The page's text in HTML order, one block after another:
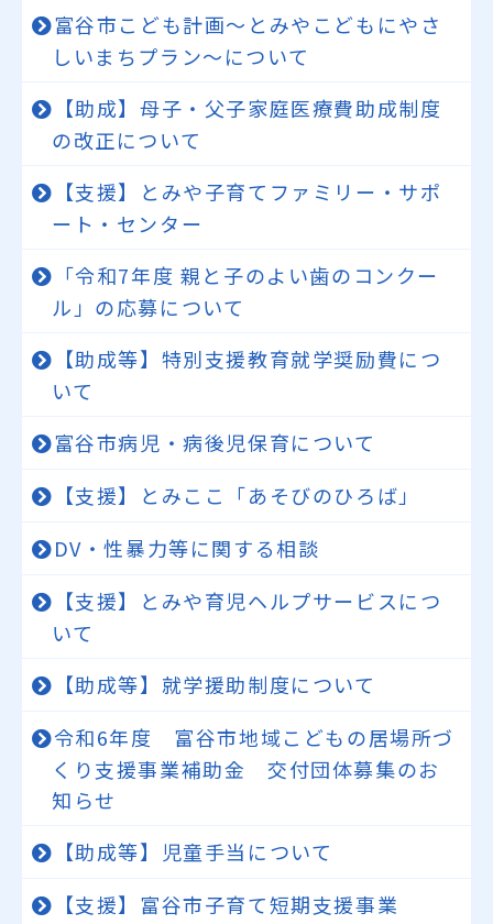
富谷市こども計画～とみやこどもにやさ
しいまちプラン～について
【助成】母子・父子家庭医療費助成制度
の改正について
【支援】とみや子育てファミリー・サポ
ート・センター
「令和7年度 親と子のよい歯のコンクー
ル」の応募について
【助成等】特別支援教育就学奨励費につ
いて
富谷市病児・病後児保育について
【支援】とみここ「あそびのひろば」
DV・性暴力等に関する相談
【支援】とみや育児ヘルプサービスにつ
いて
【助成等】就学援助制度について
令和6年度 富谷市地域こどもの居場所づ
くり支援事業補助金 交付団体募集のお
知らせ
【助成等】児童手当について
【支援】富谷市子育て短期支援事業